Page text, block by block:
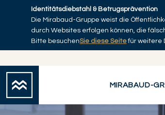
Skip to main content
Identitätsdiebstahl & Betrugsprävention
Die Mirabaud-Gruppe weist die
durch Websites erfolgen können, die
Bitte besuchenSie diese Seitefür weitere
MIRABAUD-
Art as Legacy: Hinter den Kulissen mit Künstlern